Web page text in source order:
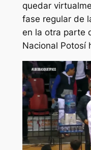
quedar
fase regular de
en la otra parte
Nacional Potosí